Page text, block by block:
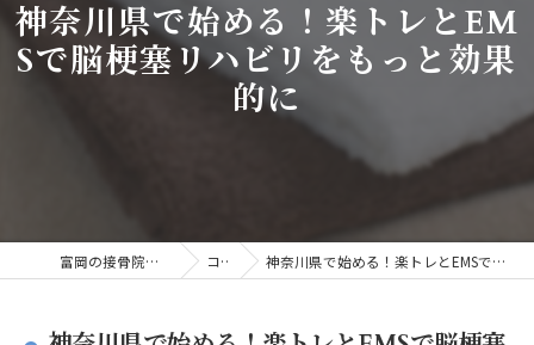
神奈川県で始める！楽トレとEM
Sで脳梗塞リハビリをもっと効果
的に
富岡の接骨院なら学鍼灸接骨院 コラム 神奈川県で始める！楽トレとEMSで脳梗塞リハビリをもっと効果的に